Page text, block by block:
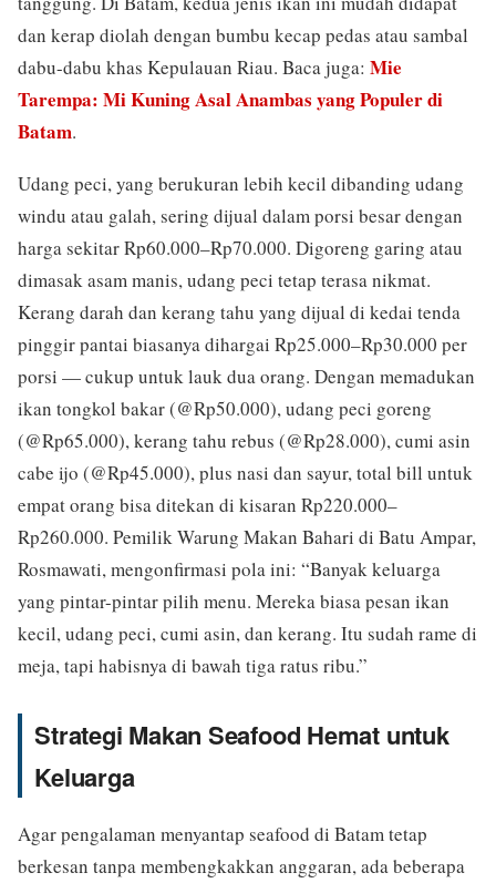
dan kerap diolah dengan bumbu kecap pedas atau sambal
dabu-dabu khas Kepulauan Riau. Baca juga: Mie
Tarempa: Mi Kuning Asal Anambas yang Populer di
Batam.
Udang peci, yang berukuran lebih kecil dibanding udang
windu atau galah, sering dijual dalam porsi besar dengan
harga sekitar Rp60.000–Rp70.000. Digoreng garing atau
dimasak asam manis, udang peci tetap terasa nikmat.
Kerang darah dan kerang tahu yang dijual di kedai tenda
pinggir pantai biasanya dihargai Rp25.000–Rp30.000 per
porsi — cukup untuk lauk dua orang. Dengan memadukan
ikan tongkol bakar (@Rp50.000), udang peci goreng
(@Rp65.000), kerang tahu rebus (@Rp28.000), cumi asin
cabe ijo (@Rp45.000), plus nasi dan sayur, total bill untuk
empat orang bisa ditekan di kisaran Rp220.000–
Rp260.000. Pemilik Warung Makan Bahari di Batu Ampar,
Rosmawati, mengonfirmasi pola ini: “Banyak keluarga
yang pintar-pintar pilih menu. Mereka biasa pesan ikan
kecil, udang peci, cumi asin, dan kerang. Itu sudah rame di
meja, tapi habisnya di bawah tiga ratus ribu.”
Strategi Makan Seafood Hemat untuk
Keluarga
Agar pengalaman menyantap seafood di Batam tetap
berkesan tanpa membengkakkan anggaran, ada beberapa